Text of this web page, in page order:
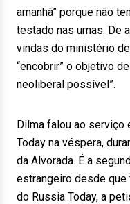
amanhã” porque não
testado nas urnas. De
vindas do ministério
“encobrir” o objetivo
neoliberal possível”.
Dilma falou ao serviço
Today na véspera,
da Alvorada. É a
estrangeiro desde
do Russia Today, a